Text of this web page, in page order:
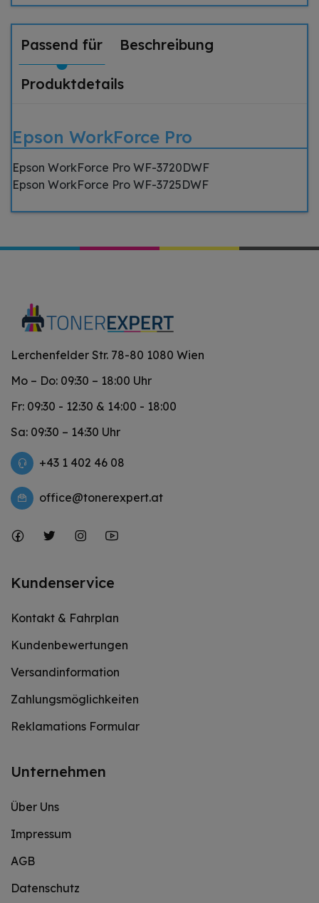
Passend für Beschreibung
Produktdetails
Epson WorkForce Pro
Epson WorkForce Pro WF-3720DWF
Epson WorkForce Pro WF-3725DWF
Lerchenfelder Str. 78-80 1080 Wien
Mo – Do: 09:30 – 18:00 Uhr
Fr: 09:30 - 12:30 & 14:00 - 18:00
Sa: 09:30 – 14:30 Uhr
+43 1 402 46 08
office@tonerexpert.at
Kundenservice
Kontakt & Fahrplan
Kundenbewertungen
Versandinformation
Zahlungsmöglichkeiten
Reklamations Formular
Unternehmen
Über Uns
Impressum
AGB
Datenschutz